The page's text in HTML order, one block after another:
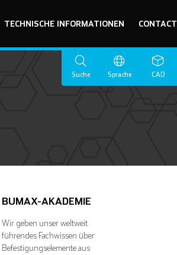
TECHNISCHE INFORMATIONEN CONTACT
Suche Sprache CAD
BUMAX-AKADEMIE
Wir geben unser weltweit
führendes Fachwissen über
Befestigungselemente aus